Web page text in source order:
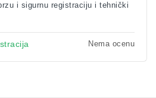
i sigurnu registraciju i tehnički
Nema ocenu